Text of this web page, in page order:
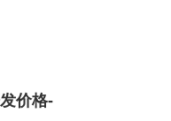
价格-